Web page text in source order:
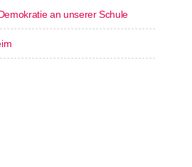
an unserer Schule